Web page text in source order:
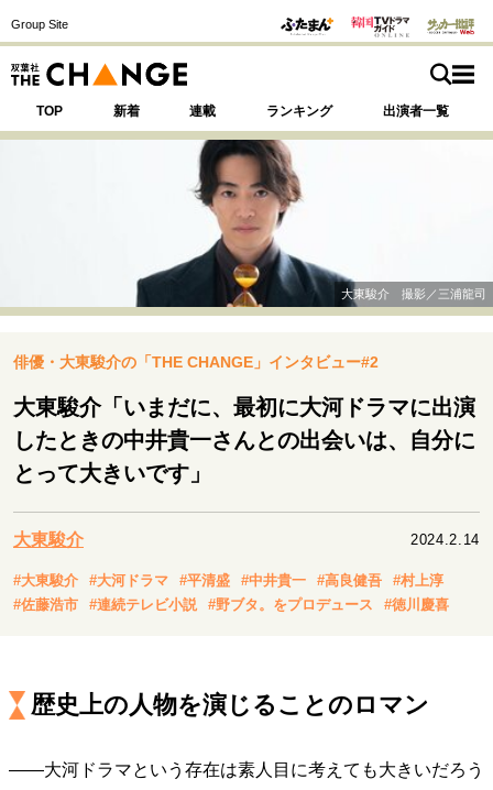
Group Site
TOP 新着 連載 ランキング 出演者一覧
注目の記事テーマで探す
運命を変えた出会い 決断の裏側
挫折からの再起
表現者の葛藤
人生が動いた日 10代の挫折と原点
セカンドキャリアの描き方
夢を掴む選択
リーダーの流儀 変革の原動力
次世代へのバトン
大東駿介 撮影／三浦龍司
俳優・大東駿介の「THE CHANGE」インタビュー#2
大東駿介「いまだに、最初に大河ドラマに出演
したときの中井貴一さんとの出会いは、自分に
とって大きいです」
大東駿介 2024.2.14
#大東駿介 #大河ドラマ #平清盛 #中井貴一 #高良健吾
#村上淳
#佐藤浩市
#連続テレビ小説 #野ブタ。をプロデュース #徳川慶喜
歴史上の人物を演じることのロマン
――大河ドラマという存在は素人目に考えても大きいだろう